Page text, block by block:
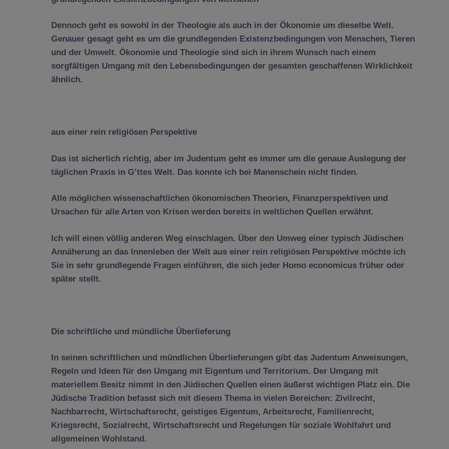
Dennoch geht es sowohl in der Theologie als auch in der Ökonomie um dieselbe Welt.
Genauer gesagt geht es um die grundlegenden Existenzbedingungen von Menschen, Tieren
und der Umwelt. Ökonomie und Theologie sind sich in ihrem Wunsch nach einem
sorgfältigen Umgang mit den Lebensbedingungen der gesamten geschaffenen Wirklichkeit
ähnlich.
aus einer rein religiösen Perspektive
Das ist sicherlich richtig, aber im Judentum geht es immer um die genaue Auslegung der
täglichen Praxis in G’ttes Welt. Das konnte ich bei Manenschein nicht finden.
Alle möglichen wissenschaftlichen ökonomischen Theorien, Finanzperspektiven und
Ursachen für alle Arten von Krisen werden bereits in weltlichen Quellen erwähnt.
Ich will einen völlig anderen Weg einschlagen. Über den Umweg einer typisch Jüdischen
Annäherung an das Innenleben der Welt aus einer rein religiösen Perspektive möchte ich
Sie in sehr grundlegende Fragen einführen, die sich jeder Homo economicus früher oder
später stellt.
Die schriftliche und mündliche Überlieferung
In seinen schriftlichen und mündlichen Ü berlieferungen gibt das Judentum Anweisungen,
Regeln und Ideen für den Umgang mit Eigentum und Territorium. Der Umgang mit
materiellem Besitz nimmt in den Jüdischen Quellen einen äußerst wichtigen Platz ein. Die
Jüdische Tradition befasst sich mit diesem Thema in vielen Bereichen: Zivilrecht,
Nachbarrecht, Wirtschaftsrecht, geistiges Eigentum, Arbeitsrecht, Familienrecht,
Kriegsrecht, Sozialrecht, Wirtschaftsrecht und Regelungen für soziale Wohlfahrt und
allgemeinen Wohlstand.